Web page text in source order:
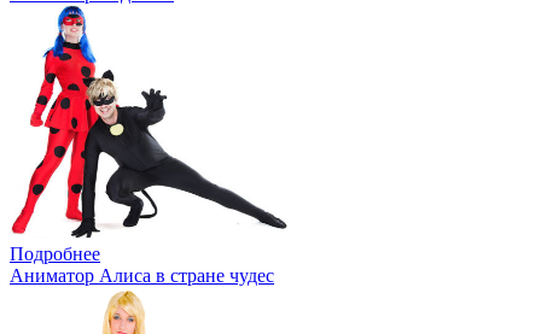
Подробнее
Аниматор Алиса в стране чудес